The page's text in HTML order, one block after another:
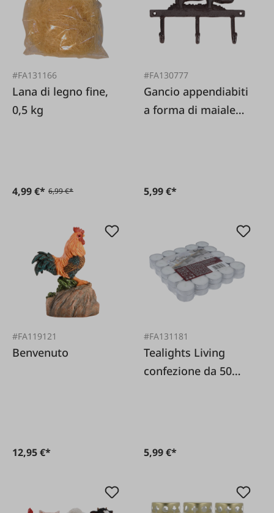
#FA131166
Lana di legno fine,
0,5 kg
4,99 €* 6,99 €*
#FA130777
Gancio appendiabiti
a forma di maiale
5,99 €*
#FA119121
Benvenuto
12,95 €*
#FA131181
Tealights Living
confezione da 50
5,99 €*